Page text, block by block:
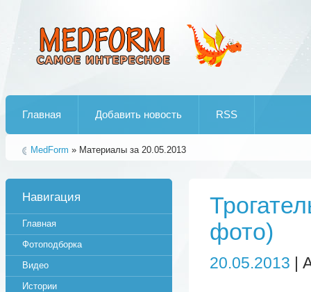
Главная Добавить новость RSS
MedForm » Материалы за 20.05.2013
фото)
20.05.2013 |
Навигация
Главная
Фотоподборка
Видео
Истории